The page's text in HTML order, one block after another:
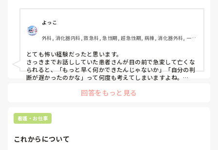
私の判断が遅かったから？DCが病棟に置いてなくてAEDで対
応したから？と、色々悩んでしまいます。
よっこ
外科, 消化器内科, 救急科, 急性期, 超急性期, 病棟, 消化器外科, 一般
とても怖い経験だったと思います。
さっきまでお話ししていた患者さんが目の前で急変して亡くな
られると、「もっと早く何かできたんじゃないか」「自分の判
断が遅かったのかな」って何度も考えてしまいますよね。
ただ、書かれている経過を見る限り、最初にAFが出た時点で先
ったとは限らないと思います。AFでも、血圧低下や意識障害な
ど循環が不安定な場合に緊急でDCを考えるので、落ち着いてい
回答をもっと見る
看護・お仕事
これからについて